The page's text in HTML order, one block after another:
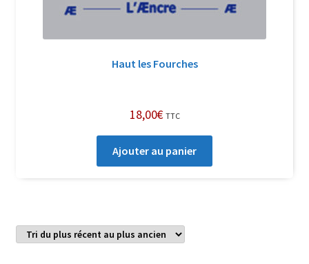
Haut les Fourches
18,00€ TTC
Ajouter au panier